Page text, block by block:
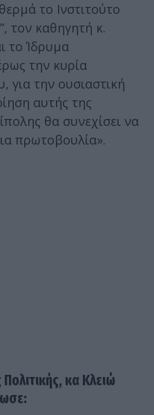
το Ινστιτούτο
τον καθηγητή κ.
το Ίδρυμα
την κυρία
για την ουσιαστική
αυτής της
θα συνεχίσει να
πρωτοβουλία».
κα Κλειώ